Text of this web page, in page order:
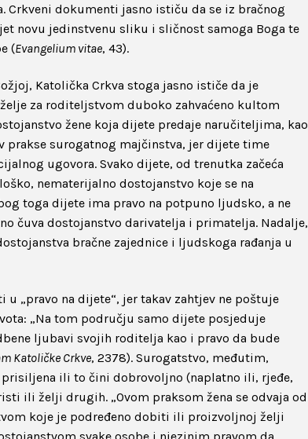
dokumenti jasno ističu da se iz bračnog
novu jedinstvenu sliku i sličnost samoga Boga te
(Evangelium vitae, 43).
Katolička Crkva stoga jasno ističe da je
za roditeljstvom duboko zahvaćeno kultom
žene koja dijete predaje naručiteljima, kao
prakse surogatnog majčinstva, jer dijete time
ugovora. Svako dijete, od trenutka začeća
nematerijalno dostojanstvo koje se na
toga dijete ima pravo na potpuno ljudsko, a ne
čuva dostojanstvo darivatelja i primatelja. Nadalje,
bračne zajednice i ljudskoga rađanja u
„pravo na dijete“, jer takav zahtjev ne poštuje
„Na tom području samo dijete posjeduje
ljubavi svojih roditelja kao i pravo da bude
Katoličke Crkve, 2378). Surogatstvo, međutim,
ili to čini dobrovoljno (naplatno ili, rjeđe,
ili želji drugih. „Ovom praksom žena se odvaja od
koje je podređeno dobiti ili proizvoljnoj želji